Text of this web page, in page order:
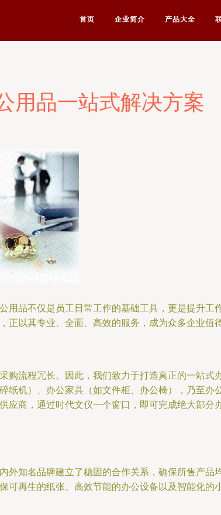
首页 企业简介 产品大全
用品一站式解决方案
品不仅是员工日常工作的基础工具，更是提升工
以其专业、全面、高效的服务，成为众多企业值
流程冗长。因此，我们致力于打造真正的一站式
机）、办公家具（如文件柜、办公椅），乃至办
商，通过时代文仪一个窗口，即可完成绝大部分
知名品牌建立了稳固的合作关系，确保所售产品
再生的纸张、高效节能的办公设备以及智能化的